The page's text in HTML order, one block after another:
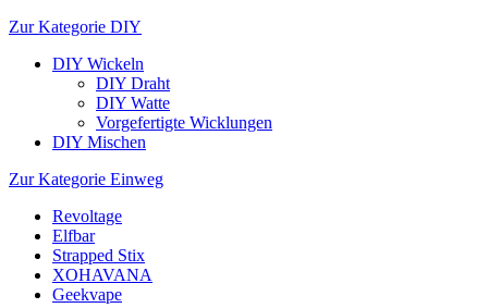
Zur Kategorie DIY
DIY Wickeln
DIY Draht
DIY Watte
Vorgefertigte Wicklungen
DIY Mischen
Zur Kategorie Einweg
Revoltage
Elfbar
Strapped Stix
XOHAVANA
Geekvape